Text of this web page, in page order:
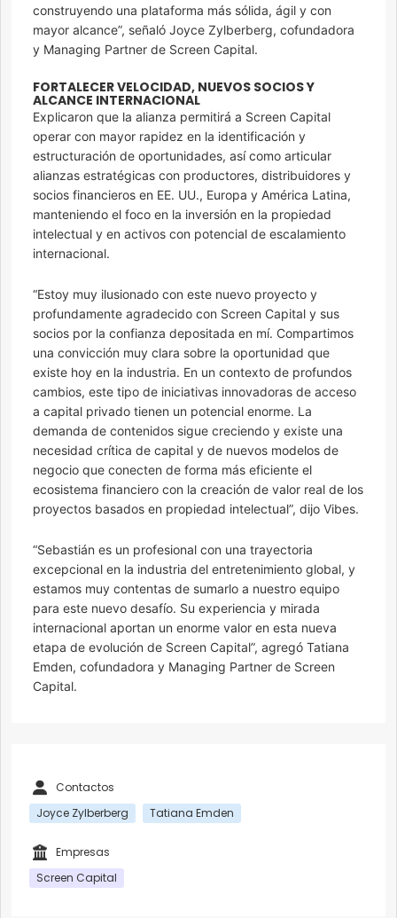
construyendo una plataforma más sólida, ágil y con
mayor alcance”, señaló Joyce Zylberberg, cofundadora
y Managing Partner de Screen Capital.
FORTALECER VELOCIDAD, NUEVOS SOCIOS Y
ALCANCE INTERNACIONAL
Explicaron que la alianza permitirá a Screen Capital
operar con mayor rapidez en la identificación y
estructuración de oportunidades, así como articular
alianzas estratégicas con productores, distribuidores y
socios financieros en EE. UU., Europa y América Latina,
manteniendo el foco en la inversión en la propiedad
intelectual y en activos con potencial de escalamiento
internacional.
“Estoy muy ilusionado con este nuevo proyecto y
profundamente agradecido con Screen Capital y sus
socios por la confianza depositada en mí. Compartimos
una convicción muy clara sobre la oportunidad que
existe hoy en la industria. En un contexto de profundos
cambios, este tipo de iniciativas innovadoras de acceso
a capital privado tienen un potencial enorme. La
demanda de contenidos sigue creciendo y existe una
necesidad crítica de capital y de nuevos modelos de
negocio que conecten de forma más eficiente el
ecosistema financiero con la creación de valor real de los
proyectos basados en propiedad intelectual”, dijo Vibes.
“Sebastián es un profesional con una trayectoria
excepcional en la industria del entretenimiento global, y
estamos muy contentas de sumarlo a nuestro equipo
para este nuevo desafío. Su experiencia y mirada
internacional aportan un enorme valor en esta nueva
etapa de evolución de Screen Capital”, agregó Tatiana
Emden, cofundadora y Managing Partner de Screen
Capital.
Contactos
Joyce Zylberberg
Tatiana Emden
Empresas
Screen Capital